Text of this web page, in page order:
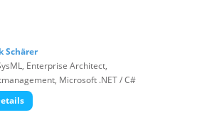
Schärer
Enterprise Architect,
Microsoft .NET / C#